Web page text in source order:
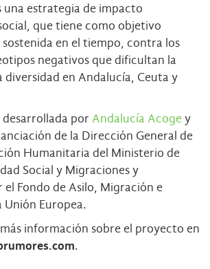
una estrategia de impacto
que tiene como objetivo
en el tiempo, contra los
negativos que dificultan la
diversidad en Andalucía, Ceuta y
desarrollada por Andalucía Acoge y
de la Dirección General de
Humanitaria del Ministerio de
Social y Migraciones y
Fondo de Asilo, Migración e
Europea.
información sobre el proyecto en
.